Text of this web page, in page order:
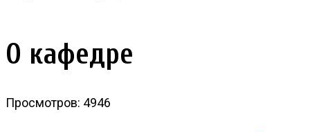
О кафедре
Просмотров: 4946